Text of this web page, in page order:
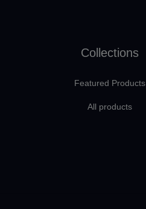
Collections
Featured Products
All products